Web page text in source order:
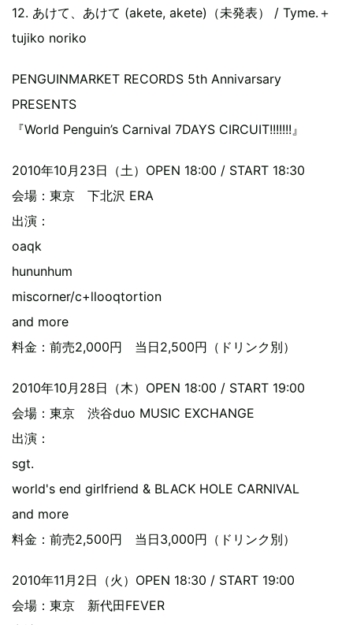
12. あけて、あけて (akete, akete)（未発表） / Tyme.＋
tujiko noriko
PENGUINMARKET RECORDS 5th Annivarsary
PRESENTS
『World Penguin’s Carnival 7DAYS CIRCUIT!!!!!!!』
2010年10月23日（土）OPEN 18:00 / START 18:30
会場：東京 下北沢 ERA
出演：
oaqk
hununhum
miscorner/c+llooqtortion
and more
料金：前売2,000円 当日2,500円（ドリンク別）
2010年10月28日（木）OPEN 18:00 / START 19:00
会場：東京 渋谷duo MUSIC EXCHANGE
出演：
sgt.
world's end girlfriend & BLACK HOLE CARNIVAL
and more
料金：前売2,500円 当日3,000円（ドリンク別）
2010年11月2日（火）OPEN 18:30 / START 19:00
会場：東京 新代田FEVER